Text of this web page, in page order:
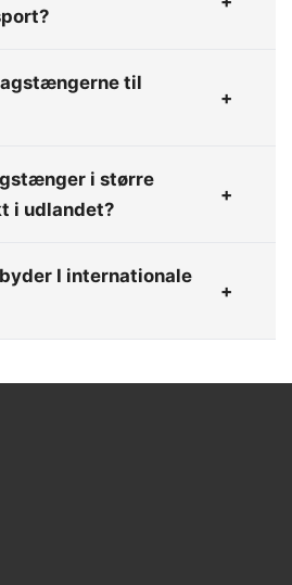
til
i større
i udlandet?
I internationale